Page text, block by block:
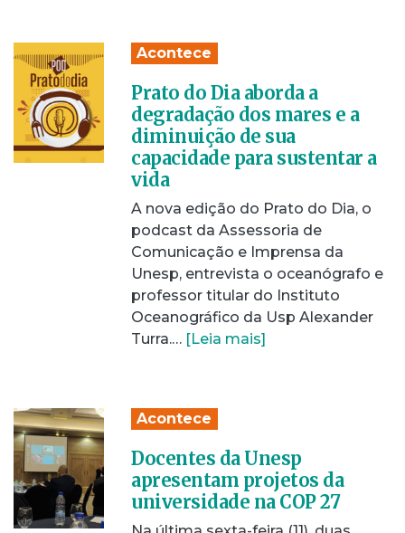
Acontece
Prato do Dia aborda a
degradação dos mares e a
diminuição de sua
capacidade para sustentar a
vida
A nova edição do Prato do Dia, o
podcast da Assessoria de
Comunicação e Imprensa da
Unesp, entrevista o oceanógrafo e
professor titular do Instituto
Oceanográfico da Usp Alexander
Turra.… [Leia mais]
Acontece
Docentes da Unesp
apresentam projetos da
universidade na COP 27